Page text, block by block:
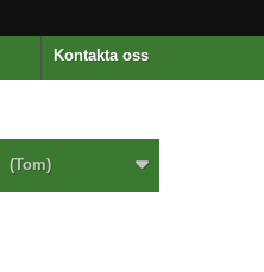
Kontakta oss
(Tom)